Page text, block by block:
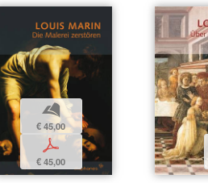
b
€ 45,00
p
€ 45,00